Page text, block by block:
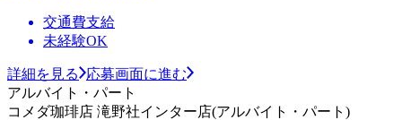
交通費支給
未経験OK
詳細を見る
応募画面に進む
アルバイト・パート
コメダ珈琲店 滝野社インター店(アルバイト・パート)